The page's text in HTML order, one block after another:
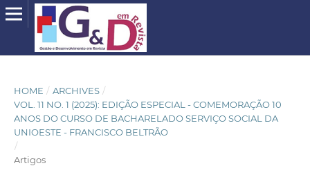
HOME / ARCHIVES /
VOL. 11 NO. 1 (2025): EDIÇÃO ESPECIAL - COMEMORAÇÃO 10
ANOS DO CURSO DE BACHARELADO SERVIÇO SOCIAL DA
UNIOESTE - FRANCISCO BELTRÃO
/
Artigos